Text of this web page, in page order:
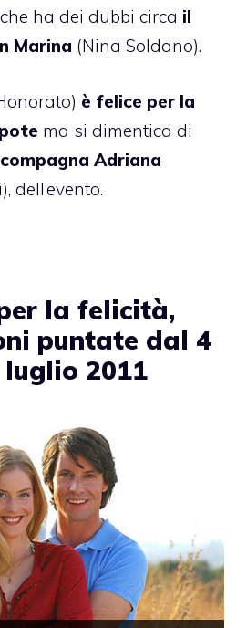
ha dei dubbi circa il
Marina (Nina Soldano).
è felice per la
ma si dimentica di
Adriana
dell’evento.
la felicità,
puntate dal 4
2011